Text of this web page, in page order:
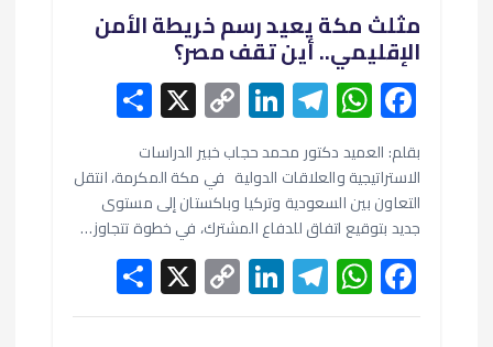
ت
مثلث مكة يعيد رسم خريطة الأمن
الإقليمي.. أين تقف مصر؟
F
ac
e
b
o
o
k
W
h
at
s
A
p
p
T
el
e
gr
a
m
Li
n
ke
dI
n
C
o
p
y
Li
n
k
X
S
h
ar
e
بقلم: العميد دكتور محمد حجاب خبير الدراسات
الاستراتيجية والعلاقات الدولية في مكة المكرمة، انتقل
التعاون بين السعودية وتركيا وباكستان إلى مستوى
جديد بتوقيع اتفاق للدفاع المشترك، في خطوة تتجاوز…
F
ac
W
h
T
el
Li
n
C
o
X
S
h